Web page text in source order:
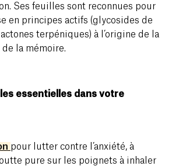
Ses feuilles sont reconnues pour
en principes actifs (glycosides de
terpéniques) à l’origine de la
la mémoire.
essentielles dans votre
pour lutter contre l’anxiété, à
pure sur les poignets à inhaler